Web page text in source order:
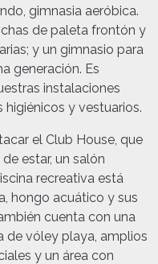
gimnasia aeróbica.
de paleta frontón y
y un gimnasio para
generación. Es
instalaciones
y vestuarios.
el Club House, que
estar, un salón
recreativa está
hongo acuático y sus
cuenta con una
de vóley playa, amplios
y un área con